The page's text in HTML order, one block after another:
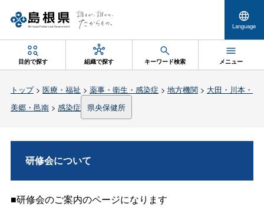
Language
目的で探す 組織で探す キーワード検索 メニュー
トップ> 医療・福祉 > 薬事・衛生・感染症 > 地方機関> 大田・川本・
美郷・邑南> 感染症 県央保健所
研修会について
■研修会のご案内のページになります